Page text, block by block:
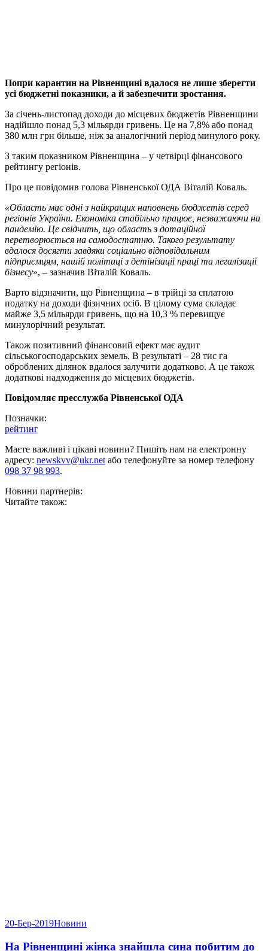
Попри карантин на Рівненщині вдалося не лише зберегти
усі бюджетні показники, а й забезпечити зростання.
За січень-листопад доходи до місцевих бюджетів Рівненщини
надійшло понад 5,3 мільярди гривень. Це на 7,8% або понад
380 млн грн більше, ніж за аналогічний період минулого року.
З таким показником Рівненщина – у четвірці фінансового
рейтингу регіонів.
Про це повідомив голова Рівненської ОДА Віталій Коваль.
«Область має одні з найкращих наповнень бюджетів серед
регіонів України. Економіка стабільно працює, незважаючи на
пандемію. Це свідчить, що область з дотаційної
перетворюється на самодостатню. Такого результату
вдалося досягти завдяки соціально відповідальним
підприємцям, нашій політиці з детінізації праці та легалізації
бізнесу», – зазначив Віталій Коваль.
Варто відзначити, що Рівненщина – в трійці за сплатою
податку на доходи фізичних осіб. В цілому сума складає
майже 3,5 мільярди гривень, що на 10,3 % перевищує
минулорічний результат.
Також позитивний фінансовий ефект має аудит
сільськогосподарських земель. В результаті – 28 тис га
оброблених ділянок вдалося залучити додатково. А це також
додаткові надходження до місцевих бюджетів.
Повідомляє пресслужба Рівненської ОДА
Позначки:
рейтинг
Маєте важливі і цікаві новини? Пишіть нам на електронну
адресу: newskvv@ukr.netабо телефонуйте за номер телефону
098 37 98 993.
Новини партнерів:
Читайте також:
20-Бер-2019Новини
На Рівненщині жінка знайшла сина побитим до